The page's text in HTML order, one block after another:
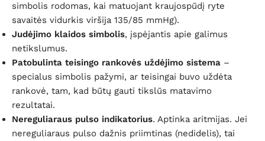
simbolis rodomas, kai matuojant kraujospūdį ryte
savaitės vidurkis viršija 135/85 mmHg).
Judėjimo klaidos simbolis, įspėjantis apie galimus
netikslumus.
Patobulinta teisingo rankovės uždėjimo sistema –
specialus simbolis pažymi, ar teisingai buvo uždėta
rankovė, tam, kad būtų gauti tikslūs matavimo
rezultatai.
Nereguliaraus pulso indikatorius. Aptinka aritmijas. Jei
nereguliaraus pulso dažnis priimtinas (nedidelis), tai